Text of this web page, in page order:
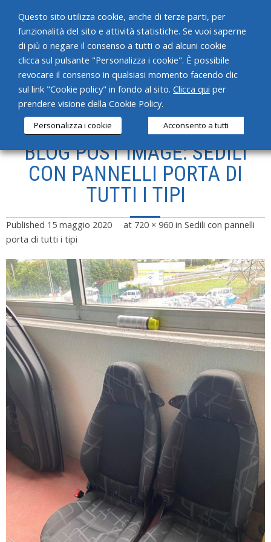
HOME
CHI SIAMO
SERVIZI
PRODOTTI
CONTATTI
BLOG POST IMAGE: SEDILI
CON PANNELLI PORTA DI
TUTTI I TIPI
Published 15 maggio 2020 at 720 × 960 in Sedili con pannelli
porta di tutti i tipi
Questo sito utilizza cookie, anche di terze parti, per
funzionalità del sito e attività statistiche. Se vuoi saperne
di più o negare il consenso a tutti o ad alcuni cookie
clicca sul pulsante "Personalizza i cookie". È possibile
revocare il consenso in qualsiasi momento facendo clic
sul link "Cookie policy" in fondo al sito. Clicca qui per
prendere visione della Cookie Policy.
Personalizza i cookie Acconsento a tutti